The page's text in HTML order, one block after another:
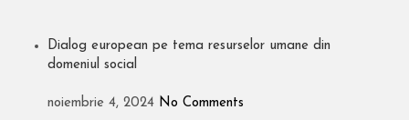
Dialog european pe tema resurselor umane din
domeniul social
noiembrie 4, 2024 No Comments